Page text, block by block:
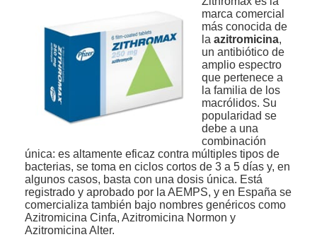
marca comercial
más conocida de
la azitromicina,
un antibiótico de
amplio espectro
que pertenece a
la familia de los
macrólidos. Su
popularidad se
debe a una
combinación
única: es altamente eficaz contra múltiples tipos de
bacterias, se toma en ciclos cortos de 3 a 5 días y, en
algunos casos, basta con una dosis única. Está
registrado y aprobado por la AEMPS, y en España se
comercializa también bajo nombres genéricos como
Azitromicina Cinfa, Azitromicina Normon y
Azitromicina Alter.